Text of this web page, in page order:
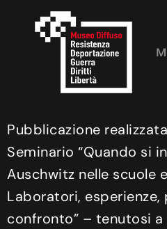
Pubblicazione
Seminario “Quando si
Auschwitz nelle scuole
Laboratori,
confronto” – tenutosi a